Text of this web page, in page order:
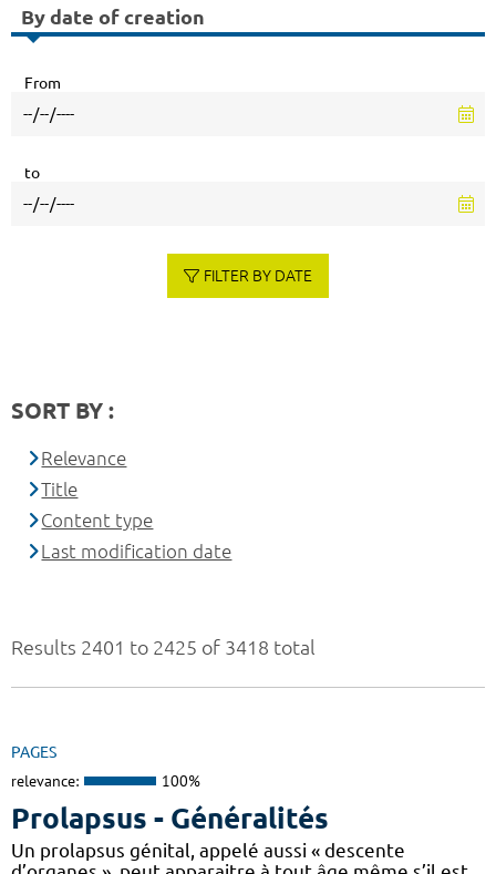
Results 2401 to 2425 of 3418 total
PAGES
relevance: 100%
Prolapsus - Généralités
Un prolapsus génital, appelé aussi « descente
By date of creation
From
to
FILTER BY DATE
SORT BY :
Relevance
Title
Content type
Last modification date